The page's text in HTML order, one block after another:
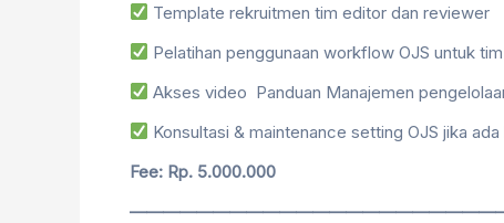
Template rekruitmen tim editor dan reviewer
Pelatihan penggunaan workflow OJS untuk
Akses video Panduan Manajemen
Konsultasi & maintenance setting OJS jika ada
Fee: Rp. 5.000.000